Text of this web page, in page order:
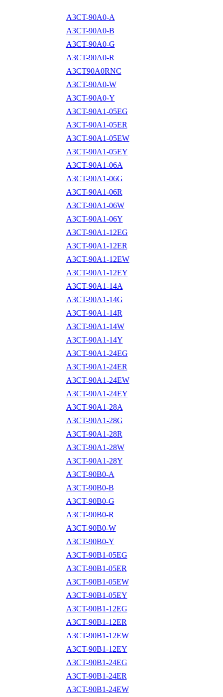
A3CT-90A0-A
A3CT-90A0-B
A3CT-90A0-G
A3CT-90A0-R
A3CT90A0RNC
A3CT-90A0-W
A3CT-90A0-Y
A3CT-90A1-05EG
A3CT-90A1-05ER
A3CT-90A1-05EW
A3CT-90A1-05EY
A3CT-90A1-06A
A3CT-90A1-06G
A3CT-90A1-06R
A3CT-90A1-06W
A3CT-90A1-06Y
A3CT-90A1-12EG
A3CT-90A1-12ER
A3CT-90A1-12EW
A3CT-90A1-12EY
A3CT-90A1-14A
A3CT-90A1-14G
A3CT-90A1-14R
A3CT-90A1-14W
A3CT-90A1-14Y
A3CT-90A1-24EG
A3CT-90A1-24ER
A3CT-90A1-24EW
A3CT-90A1-24EY
A3CT-90A1-28A
A3CT-90A1-28G
A3CT-90A1-28R
A3CT-90A1-28W
A3CT-90A1-28Y
A3CT-90B0-A
A3CT-90B0-B
A3CT-90B0-G
A3CT-90B0-R
A3CT-90B0-W
A3CT-90B0-Y
A3CT-90B1-05EG
A3CT-90B1-05ER
A3CT-90B1-05EW
A3CT-90B1-05EY
A3CT-90B1-12EG
A3CT-90B1-12ER
A3CT-90B1-12EW
A3CT-90B1-12EY
A3CT-90B1-24EG
A3CT-90B1-24ER
A3CT-90B1-24EW